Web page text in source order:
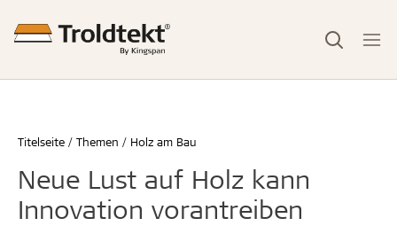
Titelseite Themen Holz am Bau
Neue Lust auf Holz kann
Innovation vorantreiben